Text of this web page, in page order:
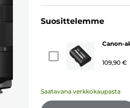
Suosittelemme
Canon-
109,90 €
Saatavana verkkokaupasta